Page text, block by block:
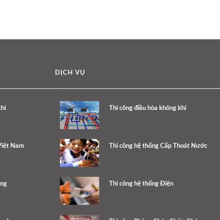
Nam
DỊCH VỤ
Thi công điều hòa không khí
Thi công hệ thống Cấp Thoát Nước
Thi công hệ thống Điện